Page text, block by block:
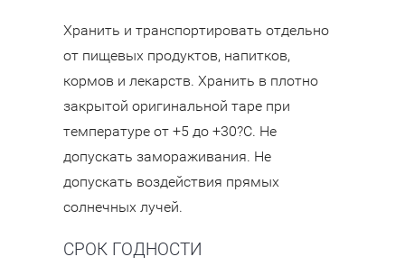
Хранить и транспортировать отдельно
от пищевых продуктов, напитков,
кормов и лекарств. Хранить в плотно
закрытой оригинальной таре при
температуре от +5 до +30?С. Не
допускать замораживания. Не
допускать воздействия прямых
солнечных лучей.
СРОК ГОДНОСТИ